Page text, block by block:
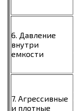
6. Давление
внутри
емкости
7. Агрессивные
и плотные